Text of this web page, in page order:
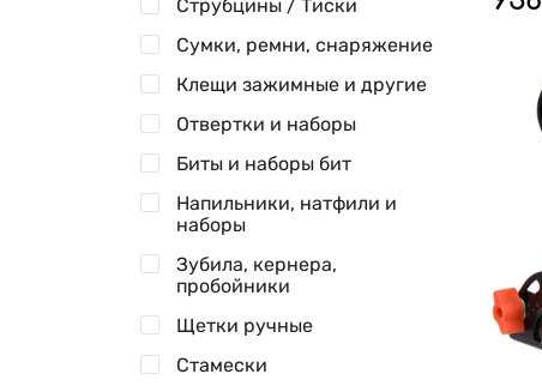
Струбцины / Тиски
Сумки, ремни, снаряжение
Клещи зажимные и другие
Отвертки и наборы
Биты и наборы бит
Напильники, натфили и
наборы
Зубила, кернера,
пробойники
Щетки ручные
Стамески